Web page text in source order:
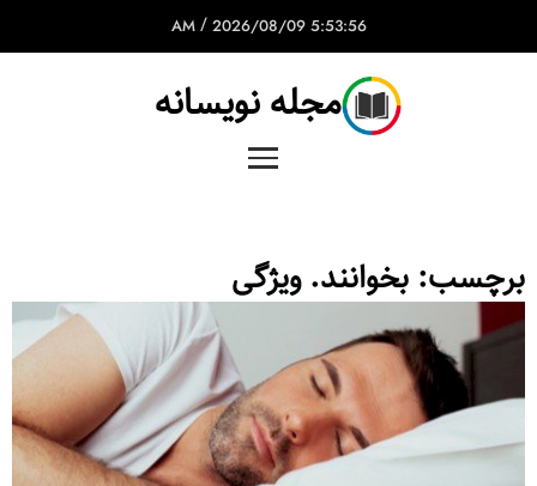
5:53:56 AM
/ 2026/08/09
مجله نویسانه
برچسب: بخوانند. ویژگی